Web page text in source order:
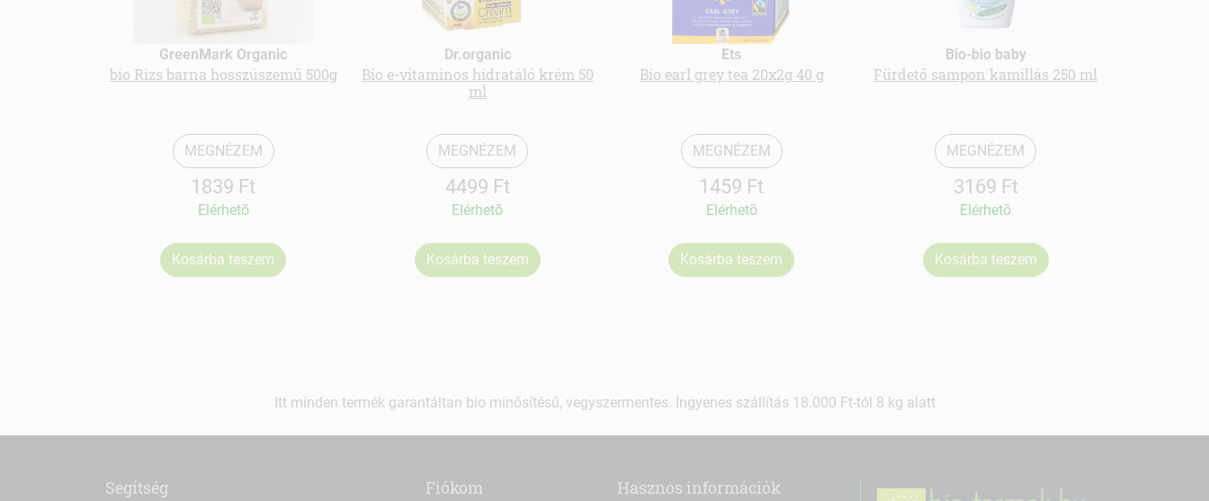
GreenMark Organic
bio Rizs barna hosszúszemű 500g
MEGNÉZEM
1839 Ft
Elérhetõ
Kosárba teszem
Dr.organic
Bio e-vitaminos hidratáló krém 50
ml
MEGNÉZEM
4499 Ft
Elérhetõ
Kosárba teszem
Ets
Bio earl grey tea 20x2g 40 g
MEGNÉZEM
1459 Ft
Elérhetõ
Kosárba teszem
Bio-bio baby
Fürdető sampon kamillás 250 ml
MEGNÉZEM
3169 Ft
Elérhetõ
Kosárba teszem
Itt minden termék garantáltan bio minősítésű, vegyszermentes. Ingyenes szállítás 18.000 Ft-tól 8 kg alatt
Segítség Fiókom Hasznos információk